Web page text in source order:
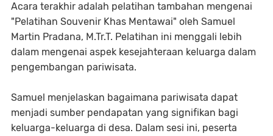
Acara terakhir adalah pelatihan tambahan mengenai
"Pelatihan Souvenir Khas Mentawai" oleh Samuel
Martin Pradana, M.Tr.T. Pelatihan ini menggali lebih
dalam mengenai aspek kesejahteraan keluarga dalam
pengembangan pariwisata.
Samuel menjelaskan bagaimana pariwisata dapat
menjadi sumber pendapatan yang signifikan bagi
keluarga-keluarga di desa. Dalam sesi ini, peserta